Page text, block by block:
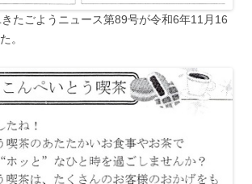
たごようニュース第89号が令和6年11月16
。